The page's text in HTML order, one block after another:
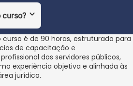
curso?
curso é de 90 horas, estruturada para
de capacitação e
dos servidores públicos,
experiência objetiva e alinhada às
jurídica.